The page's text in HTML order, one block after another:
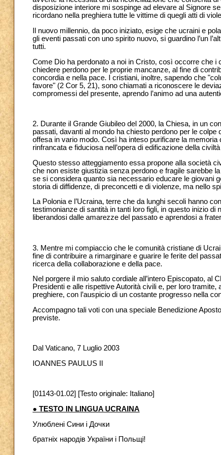
disposizione interiore mi sospinge ad elevare al Signore
ricordano nella preghiera tutte le vittime di quegli atti di
Il nuovo millennio, da poco iniziato, esige che ucraini e
gli eventi passati con uno spirito nuovo, si guardino l’un
tutti.
Come Dio ha perdonato a noi in Cristo, così occorre che
chiedere perdono per le proprie mancanze, al fine di
concordia e nella pace. I cristiani, inoltre, sapendo che
favore" (2 Cor 5, 21), sono chiamati a riconoscere le
compromessi del presente, aprendo l’animo ad una
2. Durante il Grande Giubileo del 2000, la Chiesa, in un
passati, davanti al mondo ha chiesto perdono per le
offesa in vario modo. Così ha inteso purificare la
rinfrancata e fiduciosa nell’opera di edificazione della civiltà
Questo stesso atteggiamento essa propone alla società
che non esiste giustizia senza perdono e fragile sarebbe
se si considera quanto sia necessario educare le giovani
storia di diffidenze, di preconcetti e di violenze, ma nello
La Polonia e l’Ucraina, terre che da lunghi secoli hanno
testimonianze di santità in tanti loro figli, in questo inizio
liberandosi dalle amarezze del passato e aprendosi a
3. Mentre mi compiaccio che le comunità cristiane di
fine di contribuire a rimarginare e guarire le ferite del
ricerca della collaborazione e della pace.
Nel porgere il mio saluto cordiale all’intero Episcopato, al
Presidenti e alle rispettive Autorità civili e, per loro
preghiere, con l’auspicio di un costante progresso nella
Accompagno tali voti con una speciale Benedizione
previste.
Dal Vaticano, 7 Luglio 2003
IOANNES PAULUS II
[01143-01.02] [Testo originale: Italiano]
● TESTO IN LINGUA UCRAINA
Улюблені Сини і Дочки
братніх народів України і Польщі!